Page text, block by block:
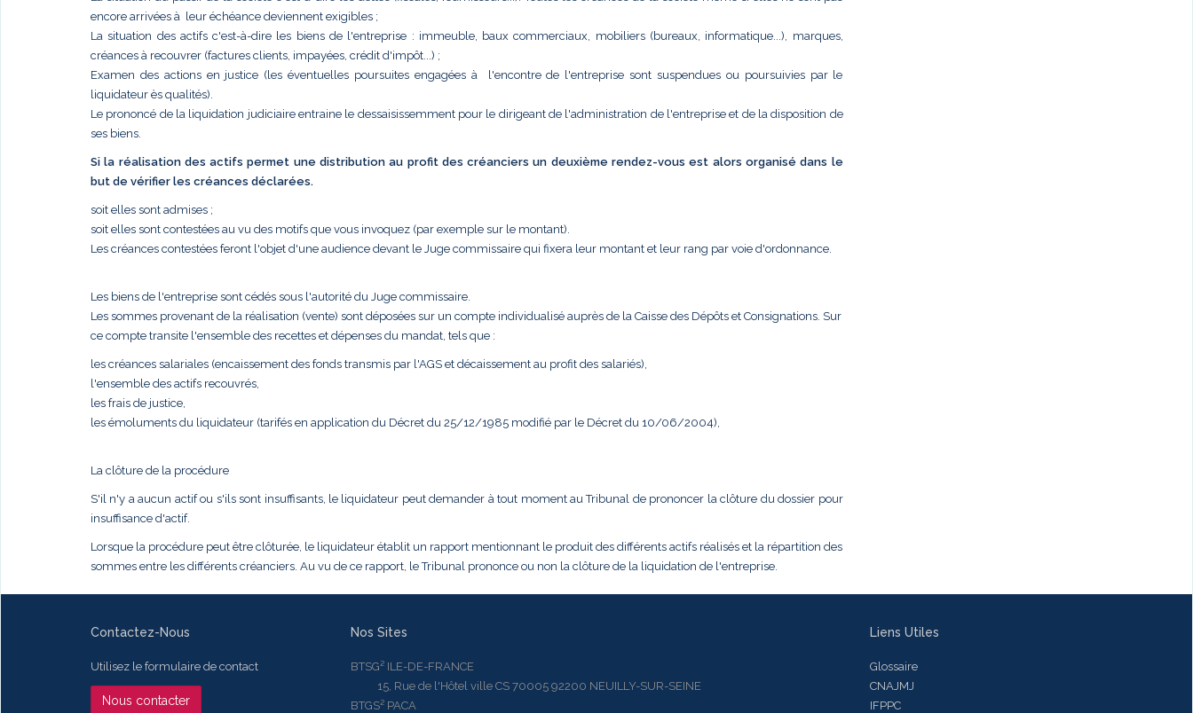
encore arrivées à leur échéance deviennent exigibles ;
La situation des actifs c'est-à-dire les biens de l'entreprise : immeuble, baux commerciaux, mobiliers (bureaux, informatique...), marques,
créances à recouvrer (factures clients, impayées, crédit d'impôt...) ;
Examen des actions en justice (les éventuelles poursuites engagées à l'encontre de l'entreprise sont suspendues ou poursuivies par le
liquidateur ès qualités).
Le prononcé de la liquidation judiciaire entraine le dessaisissemment pour le dirigeant de l'administration de l'entreprise et de la disposition de
ses biens.
Si la réalisation des actifs permet une distribution au profit des créanciers un deuxième rendez-vous est alors organisé dans le
but de vérifier les créances déclarées.
soit elles sont admises ;
soit elles sont contestées au vu des motifs que vous invoquez (par exemple sur le montant).
Les créances contestées feront l'objet d'une audience devant le Juge commissaire qui fixera leur montant et leur rang par voie d'ordonnance.
Les biens de l'entreprise sont cédés sous l'autorité du Juge commissaire.
Les sommes provenant de la réalisation (vente) sont déposées sur un compte individualisé auprès de la Caisse des Dépôts et Consignations. Sur
ce compte transite l'ensemble des recettes et dépenses du mandat, tels que :
les créances salariales (encaissement des fonds transmis par l'AGS et décaissement au profit des salariés),
l'ensemble des actifs recouvrés,
les frais de justice,
les émoluments du liquidateur (tarifés en application du Décret du 25/12/1985 modifié par le Décret du 10/06/2004),
La clôture de la procédure
S'il n'y a aucun actif ou s'ils sont insuffisants, le liquidateur peut demander à tout moment au Tribunal de prononcer la clôture du dossier pour
insuffisance d'actif.
Lorsque la procédure peut être clôturée, le liquidateur établit un rapport mentionnant le produit des différents actifs réalisés et la répartition des
sommes entre les différents créanciers. Au vu de ce rapport, le Tribunal prononce ou non la clôture de la liquidation de l'entreprise.
Contactez-Nous
Utilisez le formulaire de contact
Nous contacter
Nos Sites
BTSG² ILE-DE-FRANCE
15, Rue de l'Hôtel ville CS 70005 92200 NEUILLY-SUR-SEINE
BTGS² PACA
Liens Utiles
Glossaire
CNAJMJ
IFPPC